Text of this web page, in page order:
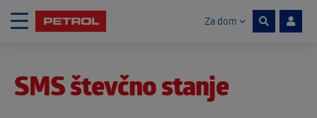
Skoči na vsebino Za dom
SMS števčno stanje
Noga strani